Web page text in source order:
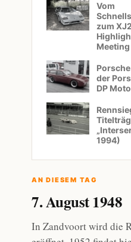
Vom
zum
der
DP
1994)
AN DIESEM TAG
7. August 1948
In Zandvoort wird die